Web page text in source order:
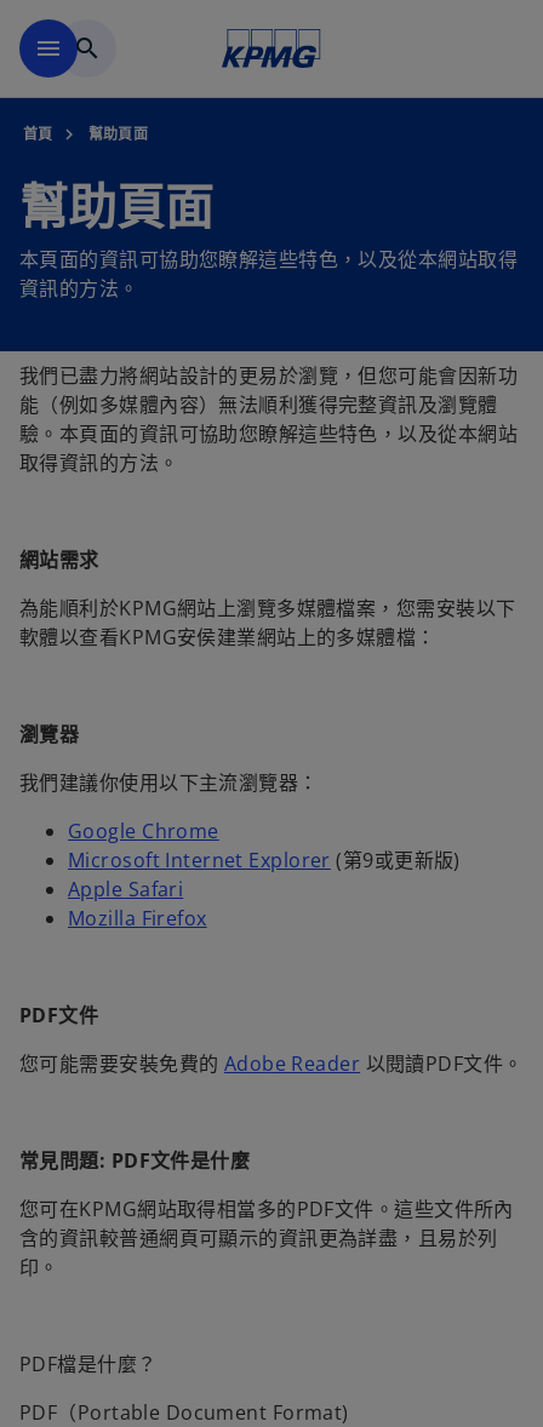
menu search
首頁 幫助頁面
幫助頁面
本頁面的資訊可協助您瞭解這些特色，以及從本網站取得
資訊的方法。
我們已盡力將網站設計的更易於瀏覽，但您可能會因新功
能（例如多媒體內容）無法順利獲得完整資訊及瀏覽體
驗。本頁面的資訊可協助您瞭解這些特色，以及從本網站
取得資訊的方法。
網站需求
為能順利於KPMG網站上瀏覽多媒體檔案，您需安裝以下
軟體以查看KPMG安侯建業網站上的多媒體檔：
瀏覽器
我們建議你使用以下主流瀏覽器：
Google Chrome
Microsoft Internet Explorer (第9或更新版)
Apple Safari
Mozilla Firefox
PDF文件
您可能需要安裝免費的 Adobe Reader 以閱讀PDF文件。
常見問題: PDF文件是什麼
您可在KPMG網站取得相當多的PDF文件。這些文件所內
含的資訊較普通網頁可顯示的資訊更為詳盡，且易於列
印。
PDF檔是什麼？
PDF（Portable Document Format)